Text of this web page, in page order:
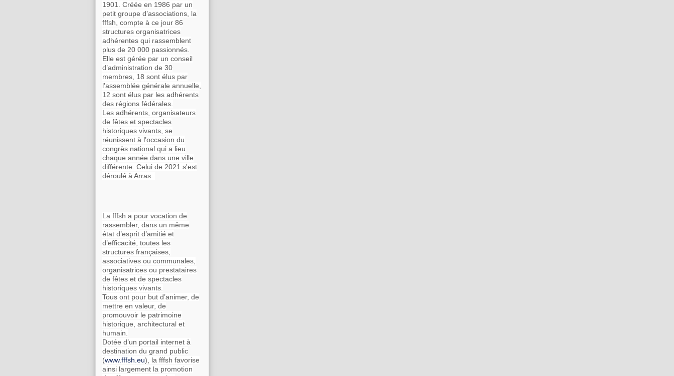
1901. Créée en 1986 par un
petit groupe d’associations, la
fffsh, compte à ce jour 86
structures organisatrices
adhérentes qui rassemblent
plus de 20 000 passionnés.
Elle est gérée par un conseil
d’administration de 30
membres, 18 sont élus par
l’assemblée générale annuelle,
12 sont élus par les adhérents
des régions fédérales.
Les adhérents, organisateurs
de fêtes et spectacles
historiques vivants, se
réunissent à l’occasion du
congrès national qui a lieu
chaque année dans une ville
différente. Celui de 2021 s'est
déroulé à Arras.
La fffsh a pour vocation de
rassembler, dans un même
état d’esprit d’amitié et
d’efficacité, toutes les
structures françaises,
associatives ou communales,
organisatrices ou prestataires
de fêtes et de spectacles
historiques vivants.
Tous ont pour but d’animer, de
mettre en valeur, de
promouvoir le patrimoine
historique, architectural et
humain.
Dotée d’un portail internet à
destination du grand public
(www.fffsh.eu), la fffsh favorise
ainsi largement la promotion